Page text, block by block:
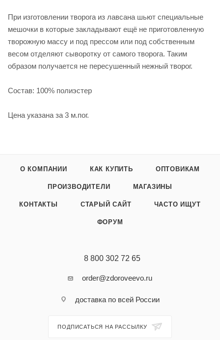
При изготовлении творога из лавсана шьют специальные
мешочки в которые закладывают ещё не приготовленную
творожную массу и под прессом или под собственным
весом отделяют сыворотку от самого творога. Таким
образом получается не пересушенный нежный творог.
Состав: 100% полиэстер
Цена указана за 3 м.пог.
О КОМПАНИИ КАК КУПИТЬ ОПТОВИКАМ
ПРОИЗВОДИТЕЛИ МАГАЗИНЫ
КОНТАКТЫ СТАРЫЙ САЙТ ЧАСТО ИЩУТ
ФОРУМ
8 800 302 72 65
order@zdoroveevo.ru
доставка по всей России
ПОДПИСАТЬСЯ НА РАССЫЛКУ